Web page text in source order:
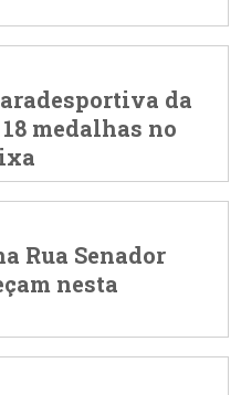
da
medalhas no
Rua Senador
nesta